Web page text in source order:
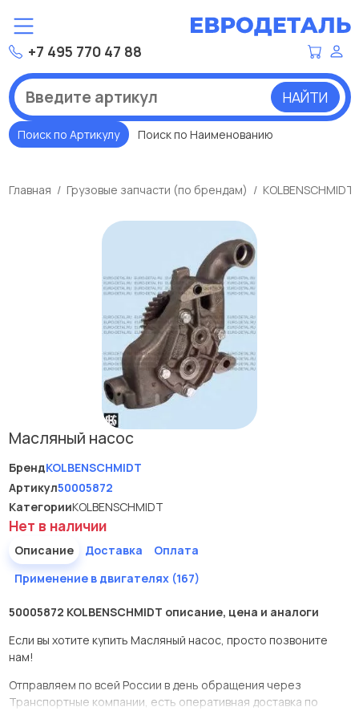
+7 495 770 47 88
НАЙТИ
Поиск по Артикулу Поиск по Наименованию
Главная Грузовые запчасти (по брендам) KOLBENSCHMIDT
Масляный насос
БрендKOLBENSCHMIDT
Артикул50005872
КатегорииKOLBENSCHMIDT
Нет в наличии
Описание Доставка
Оплата
Применение в двигателях (167)
50005872 KOLBENSCHMIDT описание, цена и аналоги
Если вы хотите купить Масляный насос, просто позвоните
нам!
Отправляем по всей России в день обращения через
Транспортные компании, есть оперативная доставка по